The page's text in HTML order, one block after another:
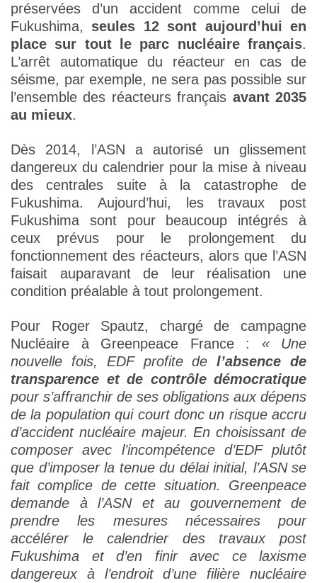
préservées d’un accident comme celui de
Fukushima, seules 12 sont aujourd’hui en
place sur tout le parc nucléaire français.
L’arrêt automatique du réacteur en cas de
séisme, par exemple, ne sera pas possible sur
l’ensemble des réacteurs français avant 2035
au mieux.
Dès 2014, l’ASN a autorisé un glissement
dangereux du calendrier pour la mise à niveau
des centrales suite à la catastrophe de
Fukushima. Aujourd’hui, les travaux post
Fukushima sont pour beaucoup intégrés à
ceux prévus pour le prolongement du
fonctionnement des réacteurs, alors que l’ASN
faisait auparavant de leur réalisation une
condition préalable à tout prolongement.
Pour Roger Spautz, chargé de campagne
Nucléaire à Greenpeace France : « Une
nouvelle fois, EDF profite del’absence de
transparence et de contrôle démocratique
pour s’affranchir de ses obligations aux dépens
de la population qui court donc un risque accru
d’accident nucléaire majeur. En choisissant de
composer avec l’incompétence d’EDF plutôt
que d’imposer la tenue du délai initial, l’ASN se
fait complice de cette situation. Greenpeace
demande à l’ASN et au gouvernement de
prendre les mesures nécessaires pour
accélérer le calendrier des travaux post
Fukushima et d’en finir avec ce laxisme
dangereux à l’endroit d’une filière nucléaire